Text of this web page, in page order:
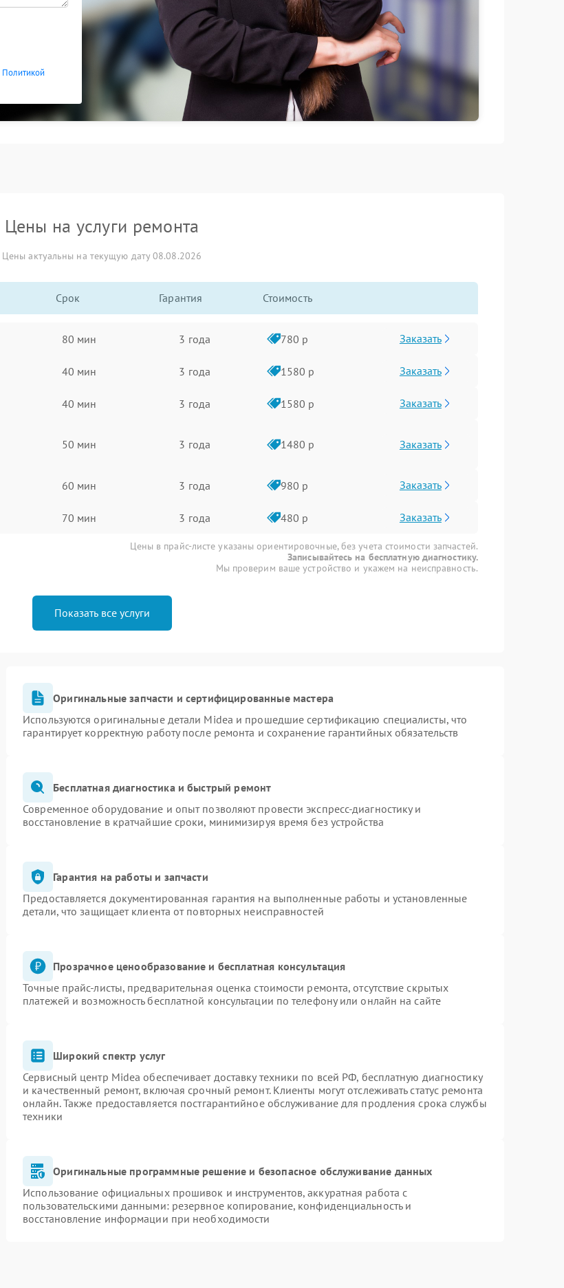
Политикой
Цены на услуги ремонта
Цены актуальны на текущую дату 08.08.2026
Срок Гарантия Стоимость
80 мин 3 года 780 р Заказать
40 мин 3 года 1580 р Заказать
40 мин 3 года 1580 р Заказать
50 мин 3 года 1480 р Заказать
60 мин 3 года 980 р Заказать
70 мин 3 года 480 р Заказать
Цены в прайс-листе указаны ориентировочные, без учета стоимости запчастей.
Записывайтесь на бесплатную диагностику.
Мы проверим ваше устройство и укажем на неисправность.
Показать все услуги
Оригинальные запчасти и сертифицированные мастера
Используются оригинальные детали Midea и прошедшие сертификацию специалисты, что
гарантирует корректную работу после ремонта и сохранение гарантийных обязательств
Бесплатная диагностика и быстрый ремонт
Современное оборудование и опыт позволяют провести экспресс-диагностику и
восстановление в кратчайшие сроки, минимизируя время без устройства
Гарантия на работы и запчасти
Предоставляется документированная гарантия на выполненные работы и установленные
детали, что защищает клиента от повторных неисправностей
Прозрачное ценообразование и бесплатная консультация
Точные прайс-листы, предварительная оценка стоимости ремонта, отсутствие скрытых
платежей и возможность бесплатной консультации по телефону или онлайн на сайте
Широкий спектр услуг
Сервисный центр Midea обеспечивает доставку техники по всей РФ, бесплатную диагностику
и качественный ремонт, включая срочный ремонт. Клиенты могут отслеживать статус ремонта
онлайн. Также предоставляется постгарантийное обслуживание для продления срока службы
техники
Оригинальные программные решение и безопасное обслуживание данных
Использование официальных прошивок и инструментов, аккуратная работа с
пользовательскими данными: резервное копирование, конфиденциальность и
восстановление информации при необходимости